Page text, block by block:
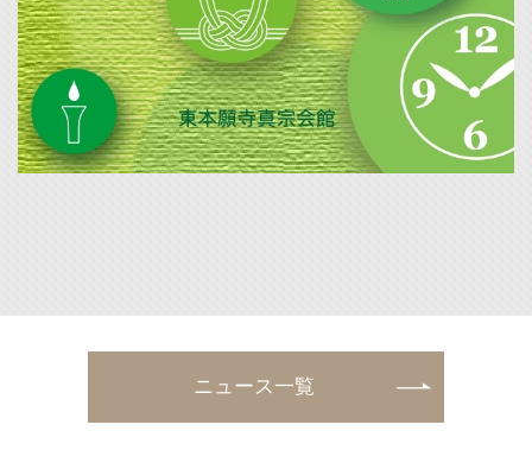
ニュース一覧